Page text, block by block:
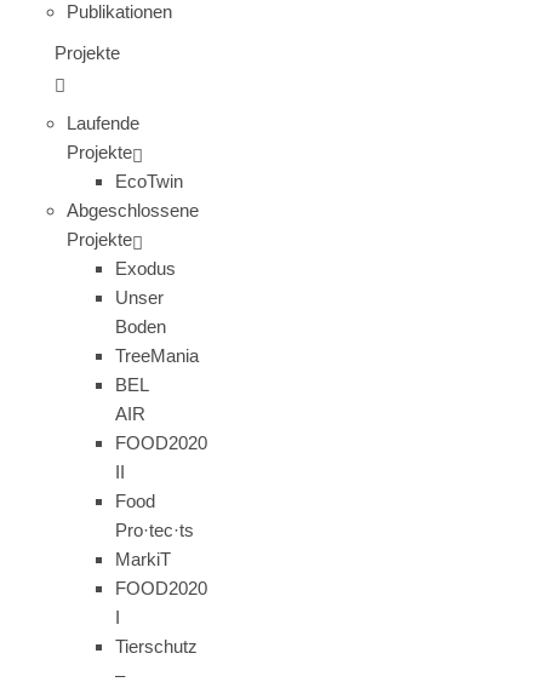
Publikationen
Projekte
Laufende
Projekte
EcoTwin
Abgeschlossene
Projekte
Exodus
Unser
Boden
TreeMania
BEL
AIR
FOOD2020
II
Food
Pro·tec·ts
MarkiT
FOOD2020
I
Tierschutz
–